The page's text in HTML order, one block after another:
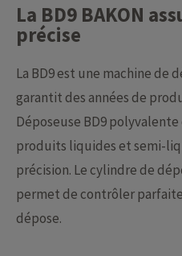
La BD9 BAKON
précise
La BD9 est une machine de
garantit des années de
Déposeuse BD9
produits liquides et semi-
précision. Le cylindre de
permet de contrôler
dépose.